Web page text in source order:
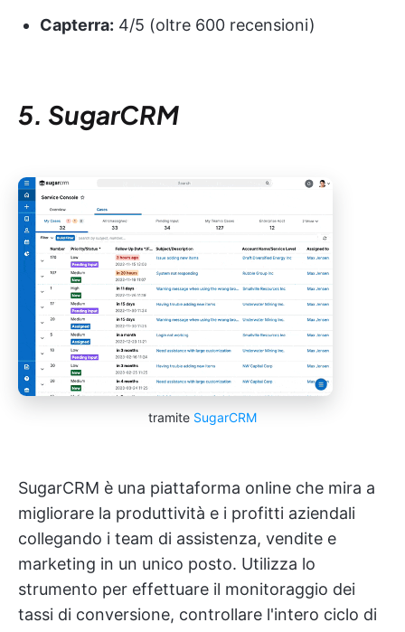
Capterra: 4/5 (oltre 600 recensioni)
5. SugarCRM
tramite SugarCRM
SugarCRM è una piattaforma online che mira a
migliorare la produttività e i profitti aziendali
collegando i team di assistenza, vendite e
marketing in un unico posto. Utilizza lo
strumento per effettuare il monitoraggio dei
tassi di conversione, controllare l'intero ciclo di